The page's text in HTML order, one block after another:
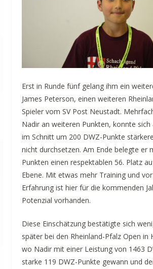
Erst in Runde fünf gelang ihm ein
James Peterson, einen weiteren
Spieler vom SV Post Neustadt.
Nadir an weiteren Punkten, konnte sich
im Schnitt um 200 DWZ-Punkte
nicht durchsetzen. Am Ende belegte er
Punkten einen respektablen 56. Platz
Ebene. Mit etwas mehr Training und
Erfahrung ist hier für die kommenden
Potenzial vorhanden.
Diese Einschätzung bestätigte sich
später bei den Rheinland-Pfalz Open in
wo Nadir mit einer Leistung von 1463
starke 119 DWZ-Punkte gewann und